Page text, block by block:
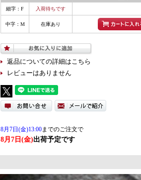
細字：F 入荷待ちです
中字：M 在庫あり
返品についての詳細はこちら
レビューはありません
8月7日(金)13:00までのご注文で
8月7日(金)出荷予定です